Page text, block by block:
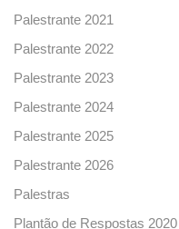
Palestrante 2021
Palestrante 2022
Palestrante 2023
Palestrante 2024
Palestrante 2025
Palestrante 2026
Palestras
Plantão de Respostas 2020